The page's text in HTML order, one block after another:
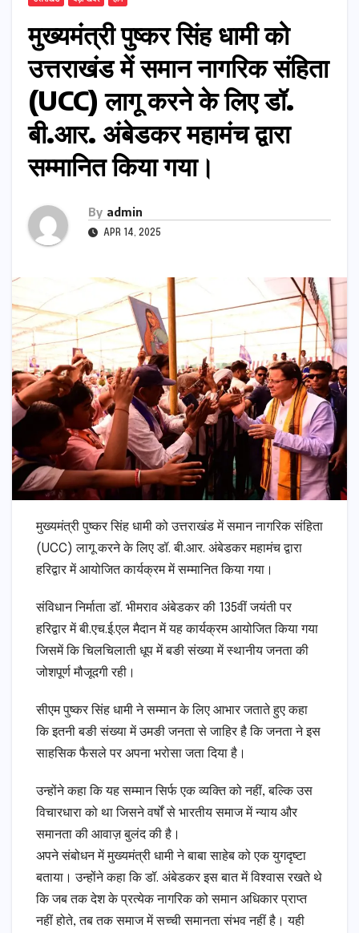
मुख्यमंत्री पुष्कर सिंह धामी को
उत्तराखंड में समान नागरिक संहिता
(UCC) लागू करने के लिए डॉ.
बी.आर. अंबेडकर महामंच द्वारा
सम्मानित किया गया।
By admin
APR 14, 2025
मुख्यमंत्री पुष्कर सिंह धामी को उत्तराखंड में समान नागरिक संहिता
(UCC) लागू करने के लिए डॉ. बी.आर. अंबेडकर महामंच द्वारा
हरिद्वार में आयोजित कार्यक्रम में सम्मानित किया गया।
संविधान निर्माता डॉ. भीमराव अंबेडकर की 135वीं जयंती पर
हरिद्वार में बी.एच.ई.एल मैदान में यह कार्यक्रम आयोजित किया गया
जिसमें कि चिलचिलाती धूप में बङी संख्या में स्थानीय जनता की
जोशपूर्ण मौजूदगी रही।
सीएम पुष्कर सिंह धामी ने सम्मान के लिए आभार जताते हुए कहा
कि इतनी बङी संख्या में उमङी जनता से जाहिर है कि जनता ने इस
साहसिक फैसले पर अपना भरोसा जता दिया है।
उन्होंने कहा कि यह सम्मान सिर्फ एक व्यक्ति को नहीं, बल्कि उस
विचारधारा को था जिसने वर्षों से भारतीय समाज में न्याय और
समानता की आवाज़ बुलंद की है।
अपने संबोधन में मुख्यमंत्री धामी ने बाबा साहेब को एक युगदृष्टा
बताया। उन्होंने कहा कि डॉ. अंबेडकर इस बात में विश्वास रखते थे
कि जब तक देश के प्रत्येक नागरिक को समान अधिकार प्राप्त
नहीं होते, तब तक समाज में सच्ची समानता संभव नहीं है। यही